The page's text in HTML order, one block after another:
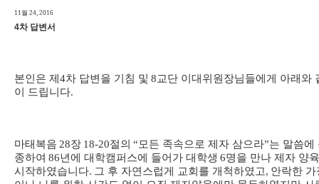
11월 24, 2016
4차 답변서
본인은 제 4차 답변을 기침 및 8교단 이대위원장님들에게 아래와
이 드립니다.
마태복음 28장 18-20절의 “모든 족속으로 제자 삼으라”는 말씀에
종하여 86년에 대학캠퍼스에 들어가 대학생 6명을 만나 제자 양
시작하였습니다. 그 후 자연스럽게 교회를 개척하였고, 안락한 가